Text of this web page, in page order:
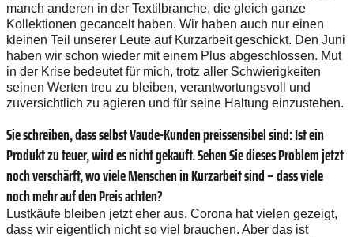
manch anderen in der Textilbranche, die gleich ganze
Kollektionen gecancelt haben. Wir haben auch nur einen
kleinen Teil unserer Leute auf Kurzarbeit geschickt. Den Juni
haben wir schon wieder mit einem Plus abgeschlossen. Mut
in der Krise bedeutet für mich, trotz aller Schwierigkeiten
seinen Werten treu zu bleiben, verantwortungsvoll und
zuversichtlich zu agieren und für seine Haltung einzustehen.
Sie schreiben, dass selbst Vaude-Kunden preissensibel sind: Ist ein
Produkt zu teuer, wird es nicht gekauft. Sehen Sie dieses Problem jetzt
noch verschärft, wo viele Menschen in Kurzarbeit sind – dass viele
noch mehr auf den Preis achten?
Lustkäufe bleiben jetzt eher aus. Corona hat vielen gezeigt,
dass wir eigentlich nicht so viel brauchen. Aber das ist